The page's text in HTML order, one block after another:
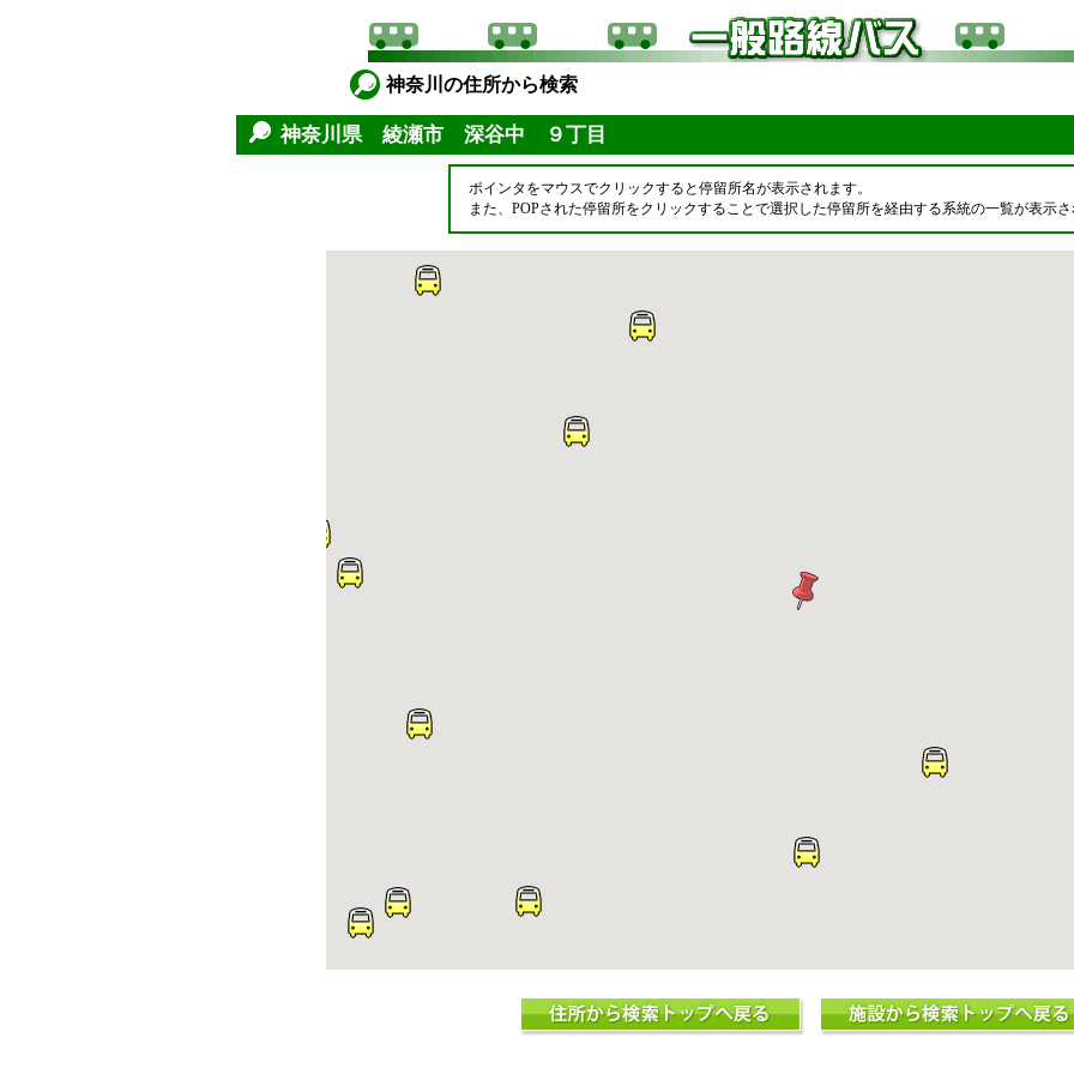
神奈川の住所から検索
神奈川県 綾瀬市 深谷中 ９丁目
ポインタをマウスでクリックすると停留所名が表示されます。
また、POPされた停留所をクリックすることで選択した停留所を経由する系統の一覧が表示